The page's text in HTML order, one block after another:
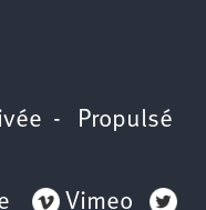
- Propulsé
Vimeo